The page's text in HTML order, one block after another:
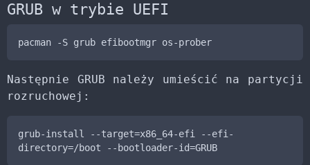
GRUB w trybie UEFI
pacman -S grub efibootmgr os-prober
Następnie GRUB należy umieścić na partycji
rozruchowej:
grub-install --target=x86_64-efi --efi-
directory=/boot --bootloader-id=GRUB